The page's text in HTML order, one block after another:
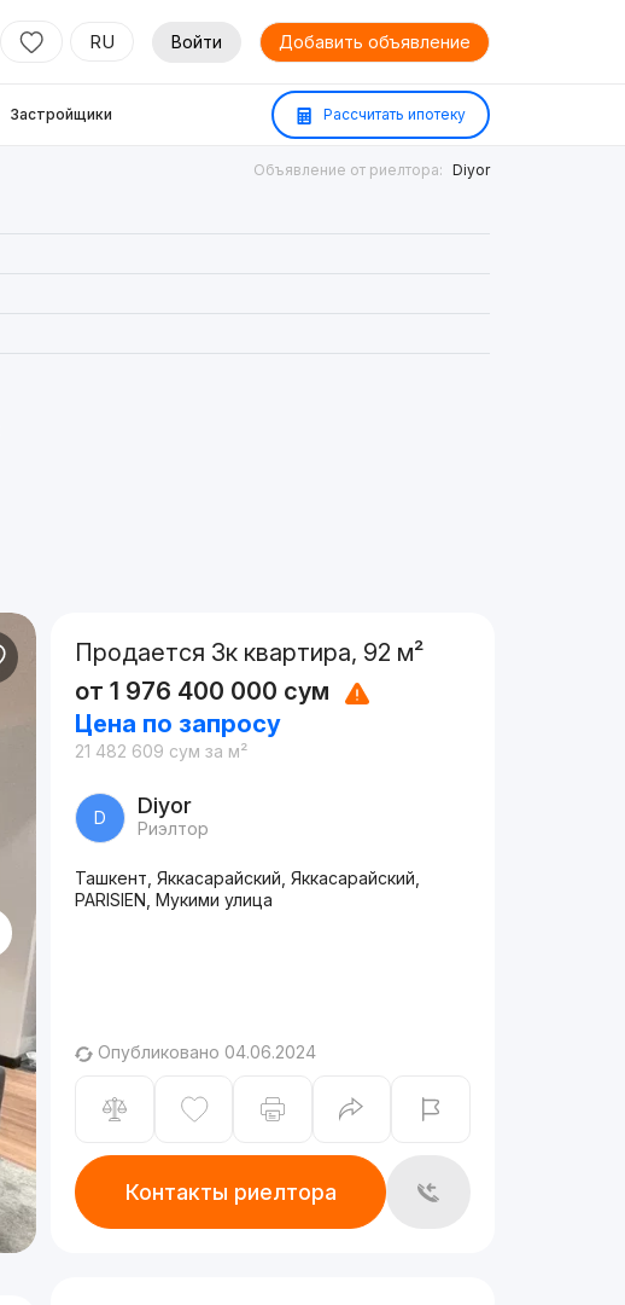
RU Войти Добавить объявление
Застройщики Рассчитать ипотеку
Объявление от риелтора: Diyor
Продается 3к квартира, 92 м²
от 1 976 400 000 сум
Цена по запросу
21 482 609 сум за м²
D Diyor
Риэлтор
Ташкент, Яккасарайский, Яккасарайский,
PARISIEN, Мукими улица
Опубликовано 04.06.2024
Контакты риелтора